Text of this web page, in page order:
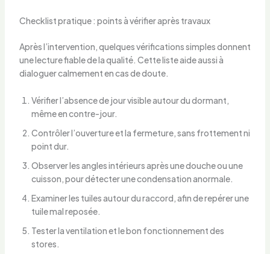
Checklist pratique : points à vérifier après travaux
Après l’intervention, quelques vérifications simples donnent
une lecture fiable de la qualité. Cette liste aide aussi à
dialoguer calmement en cas de doute.
Vérifier l’absence de jour visible autour du dormant,
même en contre-jour.
Contrôler l’ouverture et la fermeture, sans frottement ni
point dur.
Observer les angles intérieurs après une douche ou une
cuisson, pour détecter une condensation anormale.
Examiner les tuiles autour du raccord, afin de repérer une
tuile mal reposée.
Tester la ventilation et le bon fonctionnement des
stores.